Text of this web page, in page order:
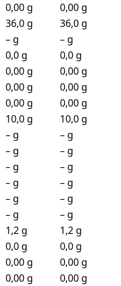
0,00 g
0,00 g
36,0 g
36,0 g
– g
– g
0,0 g
0,0 g
0,00 g
0,00 g
0,00 g
0,00 g
0,00 g
0,00 g
10,0 g
10,0 g
– g
– g
– g
– g
– g
– g
– g
– g
– g
– g
– g
– g
1,2 g
1,2 g
0,0 g
0,0 g
0,00 g
0,00 g
0,00 g
0,00 g